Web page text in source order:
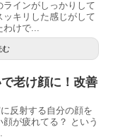
ラインがしっかりして
キリした感じがして
けで...
む
老け顔に！改善
反射する自分の顔を
が疲れてる？ という